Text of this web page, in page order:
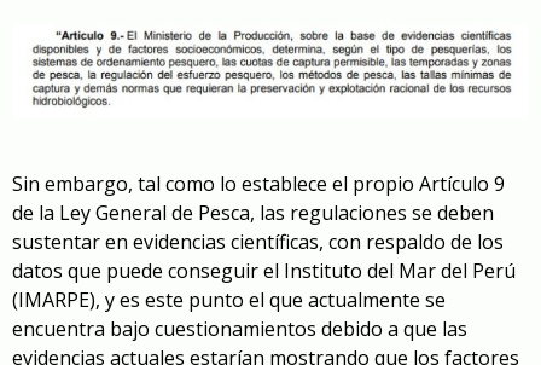
Sin embargo, tal como lo establece el propio Artículo 9
de la Ley General de Pesca, las regulaciones se deben
sustentar en evidencias científicas, con respaldo de los
datos que puede conseguir el Instituto del Mar del Perú
(IMARPE), y es este punto el que actualmente se
encuentra bajo cuestionamientos debido a que las
evidencias actuales estarían mostrando que los factores